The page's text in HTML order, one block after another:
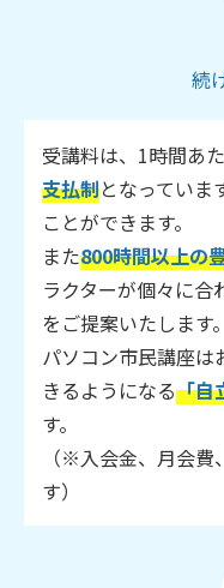
続
受講料は、1時間あ
支払制となっていま
ことができます。
また800時間以上の
ラクターが個々に合
をご提案いたします。
パソコン市民講座は
きるようになる「自
す。
（※入会金、月会
す）